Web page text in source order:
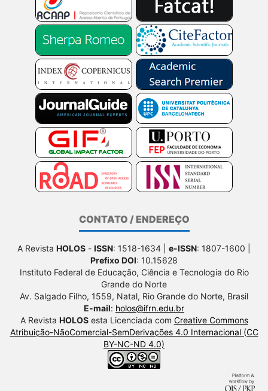
CONTATO / ENDEREÇO
A Revista HOLOS - ISSN: 1518-1634 | e-ISSN: 1807-1600 |
Prefixo DOI: 10.15628
Instituto Federal de Educação, Ciência e Tecnologia do Rio
Grande do Norte
Av. Salgado Filho, 1559, Natal, Rio Grande do Norte, Brasil
E-mail: holos@ifrn.edu.br
A Revista HOLOSesta Licenciada com Creative Commons
Atribuição-NãoComercial-SemDerivações 4.0 Internacional (CC
BY-NC-ND 4.0)